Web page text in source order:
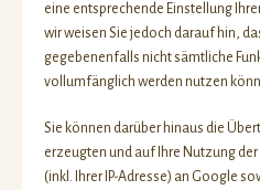
eine entsprechende Einstellung
wir weisen Sie jedoch darauf hin,
gegebenenfalls nicht sämtliche
vollumfänglich werden nutzen
Sie können darüber hinaus die
erzeugten und auf Ihre Nutzung
(inkl. Ihrer IP-Adresse) an Google